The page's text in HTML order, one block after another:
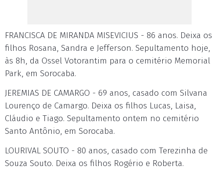
FRANCISCA DE MIRANDA MISEVICIUS - 86 anos. Deixa os
filhos Rosana, Sandra e Jefferson. Sepultamento hoje,
às 8h, da Ossel Votorantim para o cemitério Memorial
Park, em Sorocaba.
JEREMIAS DE CAMARGO - 69 anos, casado com Silvana
Lourenço de Camargo. Deixa os filhos Lucas, Laisa,
Cláudio e Tiago. Sepultamento ontem no cemitério
Santo Antônio, em Sorocaba.
LOURIVAL SOUTO - 80 anos, casado com Terezinha de
Souza Souto. Deixa os filhos Rogério e Roberta.